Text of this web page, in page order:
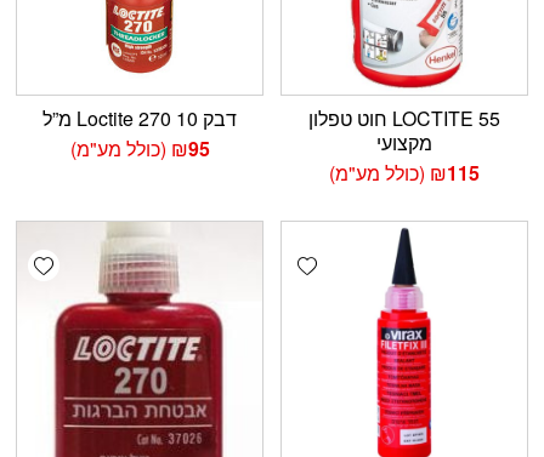
LOCTITE 55 חוט טפלון
מקצועי
₪115 (כולל מע"מ)
דבק Loctite 270 10 מ”ל
₪95 (כולל מע"מ)
Add wishlist